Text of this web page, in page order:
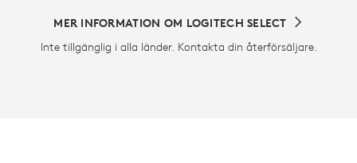
MER INFORMATION OM LOGITECH SELECT
Inte tillgänglig i alla länder. Kontakta din återförsäljare.